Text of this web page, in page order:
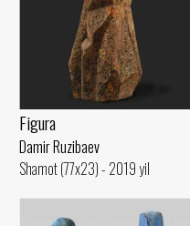
Figura
Damir Ruzibaev
Shamot (77x23) - 2019 yil